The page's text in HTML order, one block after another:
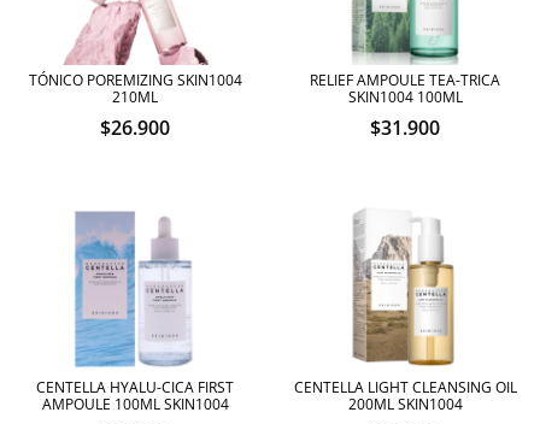
TÓNICO POREMIZING SKIN1004
210ML
$26.900
RELIEF AMPOULE TEA-TRICA
SKIN1004 100ML
$31.900
CENTELLA HYALU-CICA FIRST
AMPOULE 100ML SKIN1004
CENTELLA LIGHT CLEANSING OIL
200ML SKIN1004